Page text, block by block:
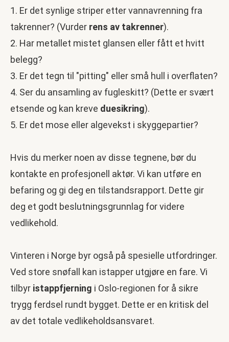
1. Er det synlige striper etter vannavrenning fra
takrenner? (Vurder rens av takrenner).
2. Har metallet mistet glansen eller fått et hvitt
belegg?
3. Er det tegn til "pitting" eller små hull i overflaten?
4. Ser du ansamling av fugleskitt? (Dette er svært
etsende og kan kreve duesikring).
5. Er det mose eller algevekst i skyggepartier?
Hvis du merker noen av disse tegnene, bør du
kontakte en profesjonell aktør. Vi kan utføre en
befaring og gi deg en tilstandsrapport. Dette gir
deg et godt beslutningsgrunnlag for videre
vedlikehold.
Vinteren i Norge byr også på spesielle utfordringer.
Ved store snøfall kan istapper utgjøre en fare. Vi
tilbyr istappfjerning i Oslo-regionen for å sikre
trygg ferdsel rundt bygget. Dette er en kritisk del
av det totale vedlikeholdsansvaret.